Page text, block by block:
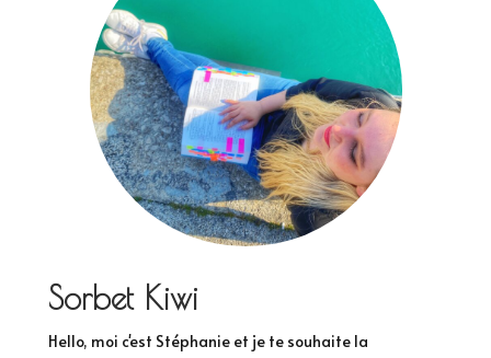
Sorbet Kiwi
Hello, moi c'est Stéphanie et je te souhaite la